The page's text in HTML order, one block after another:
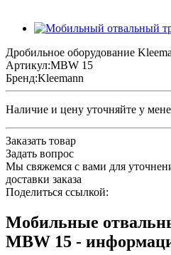
Дробильное оборудование
Артикул:MBW 15
Бренд:Kleemann
Наличие и цену уточняйте у
Заказать товар
Задать вопрос
Мы свяжемся с вами для
доставки заказа
Поделиться ссылкой:
Мобильные
MBW 15 -